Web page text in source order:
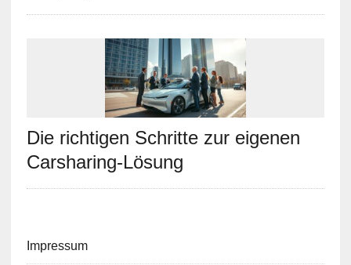
Die richtigen Schritte zur eigenen
Carsharing-Lösung
Impressum